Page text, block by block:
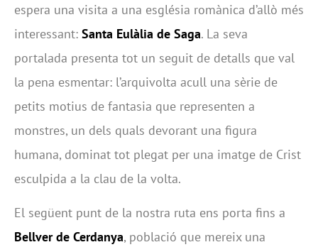
espera una visita a una església romànica d’allò més
interessant: Santa Eulàlia de Saga. La seva
portalada presenta tot un seguit de detalls que val
la pena esmentar: l’arquivolta acull una sèrie de
petits motius de fantasia que representen a
monstres, un dels quals devorant una figura
humana, dominat tot plegat per una imatge de Crist
esculpida a la clau de la volta.
El següent punt de la nostra ruta ens porta fins a
Bellver de Cerdanya, població que mereix una